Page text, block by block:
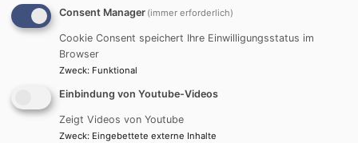
Mit der Onleihe kann jeder Büchereinutzer rund um die Uhr
aktuelle Bestseller oder Hörbücher ausleihen, egal ob von zu
Hause oder unterwegs. Man benötigt dazu nur einen
Internetanschluss sowie einen PC, Laptop, Tablet, E-Reader oder
Smartphone. Auf den meisten handelsüblichen E-Readern ist die
Lektüre der ausgeliehenen Medien möglich. (Mit Ausnahme der
Kindle-Geräte von Amazon)
Consent Manager (immer erforderlich)
Cookie Consent speichert Ihre Einwilligungsstatus im
Browser
Zweck: Funktional
Einbindung von Youtube-Videos
Zeigt Videos von Youtube
Zweck: Eingebettete externe Inhalte